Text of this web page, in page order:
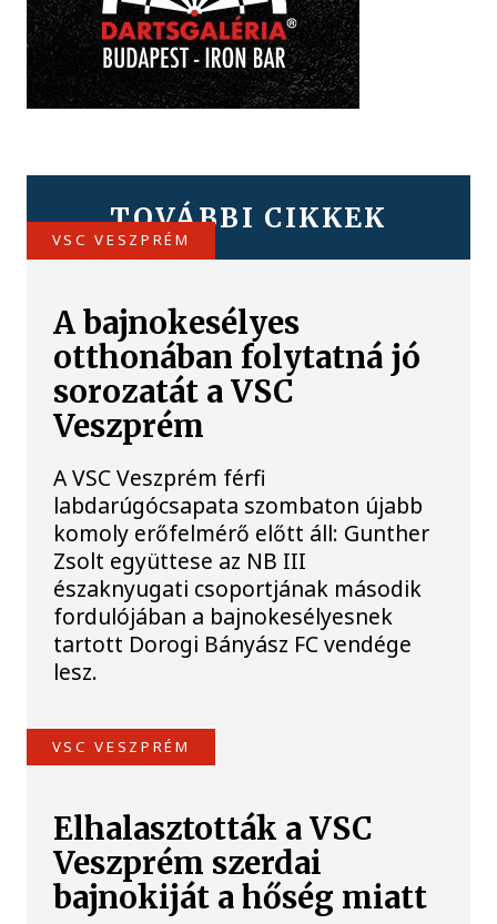
TOVÁBBI CIKKEK
VSC VESZPRÉM
A bajnokesélyes
otthonában folytatná jó
sorozatát a VSC
Veszprém
A VSC Veszprém férfi
labdarúgócsapata szombaton újabb
komoly erőfelmérő előtt áll: Gunther
Zsolt együttese az NB III
északnyugati csoportjának második
fordulójában a bajnokesélyesnek
tartott Dorogi Bányász FC vendége
lesz.
VSC VESZPRÉM
Elhalasztották a VSC
Veszprém szerdai
bajnokiját a hőség miatt